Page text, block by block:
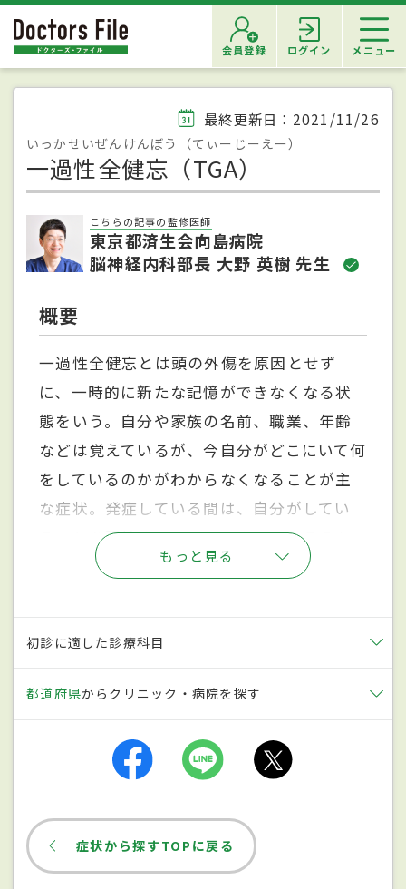
会員登録 ログイン メニュー
最終更新日：2021/11/26
いっかせいぜんけんぼう（てぃーじーえー）
一過性全健忘（TGA）
こちらの記事の監修医師
東京都済生会向島病院
脳神経内科部長 大野 英樹 先生
概要
一過性全健忘とは頭の外傷を原因とせず
に、一時的に新たな記憶ができなくなる状
態をいう。自分や家族の名前、職業、年齢
などは覚えているが、今自分がどこにいて何
をしているのかがわからなくなることが主
な症状。発症している間は、自分がしてい
ることを記憶することもできない。そのた
め、周囲に自分が何をしているのかをしつ
することも。通常24時間以内に症状から回
復するが、回復後も発症中のことは思い出
病気が隠れていることもあるので注意が必
要。中年以降の男性が発症するケースが多
原因
もっと見る
初診に適した診療科目
都道府県からクリニック・病院を探す
症状から探すTOPに戻る